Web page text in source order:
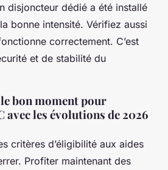
disjoncteur dédié a été installé
bonne intensité. Vérifiez aussi
correctement. C’est
et de stabilité du
bon moment pour
avec les évolutions de 2026
critères d’éligibilité aux aides
Profiter maintenant des